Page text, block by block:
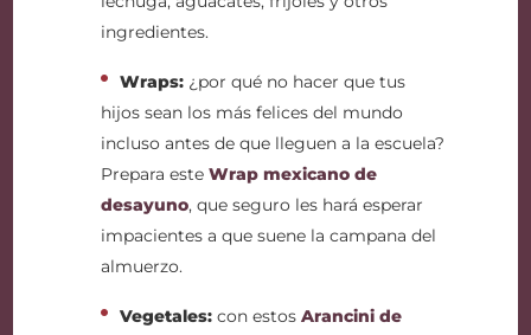
ingredientes.
Wraps: ¿por qué no hacer que tus
hijos sean los más felices del mundo
incluso antes de que lleguen a la escuela?
Prepara esteWrap mexicano de
desayuno, que seguro les hará esperar
impacientes a que suene la campana del
almuerzo.
Vegetales: con estosArancini de